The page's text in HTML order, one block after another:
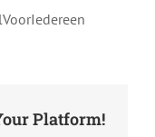
Platform!